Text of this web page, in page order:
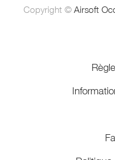
Copyright © Airsoft